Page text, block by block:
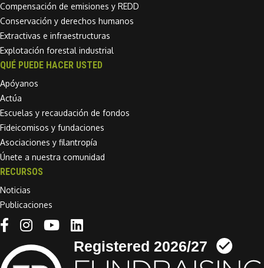
Compensación de emisiones y REDD
Conservación y derechos humanos
Extractivas e infraestructuras
Explotación forestal industrial
QUÉ PUEDE HACER USTED
Apóyanos
Actúa
Escuelas y recaudación de fondos
Fideicomisos y fundaciones
Asociaciones y filantropía
Únete a nuestra comunidad
RECURSOS
Noticias
Publicaciones
Linkedin link